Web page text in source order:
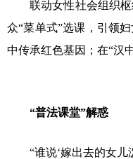
联动女性社会组织枢纽
众“菜单式”选课，引领
中传承红色基因；
“普法课堂”解惑
“谁说‘嫁出去的女儿泼